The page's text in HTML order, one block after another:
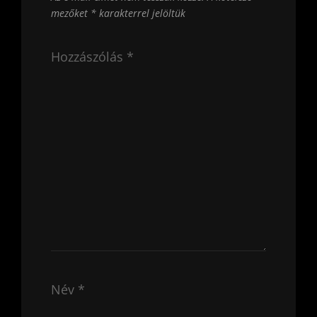
mezőket * karakterrel jelöltük
Hozzászólás *
Név *